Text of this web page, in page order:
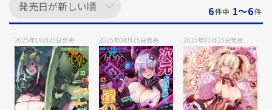
6件中 1〜6件
2025年10月25日発売 2025年04月25日発売 2025年01月25日発売